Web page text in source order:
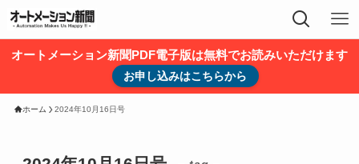
オートメーション新聞PDF電子版は無料でお読みいただけます
お申し込みはこちらから
ホーム 2024年10月16日号